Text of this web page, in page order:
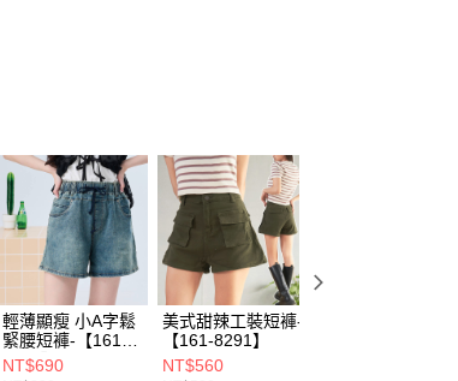
輕薄顯瘦 小A字鬆
緊腰短褲-【161-
5413】
NT$690
美式甜辣工裝短褲-
【161-8291】
NT$560